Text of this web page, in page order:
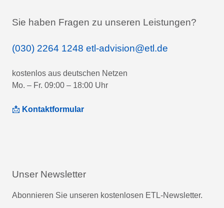
Sie haben Fragen zu unseren Leistungen?
(030) 2264 1248 etl-advision@etl.de
kostenlos aus deutschen Netzen
Mo. – Fr. 09:00 – 18:00 Uhr
📩 Kontaktformular
Unser Newsletter
Abonnieren Sie unseren kostenlosen ETL-Newsletter.